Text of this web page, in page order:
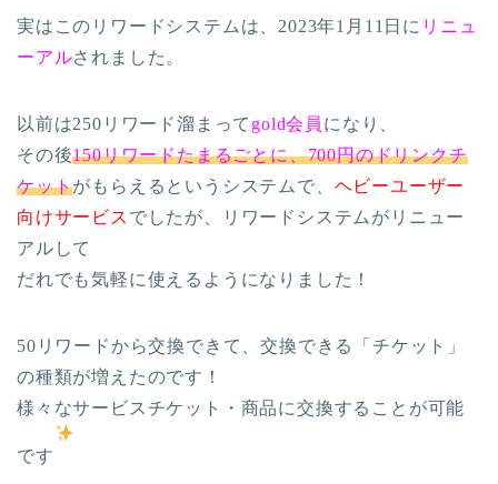
実はこのリワードシステムは、2023年1月11日に リニュ
ーアルされました。
以前は250リワード溜まって gold会員 になり、
その後150リワードたまるごとに、700円のドリンクチ
ケットがもらえるというシステムで、 ヘビーユーザー
向けサービス でしたが、リワードシステムがリニュー
アルして
だれでも気軽に使えるようになりました！
50リワードから交換できて、交換できる「チケット」
の種類が増えたのです！
様々なサービスチケット・商品に交換することが可能
です